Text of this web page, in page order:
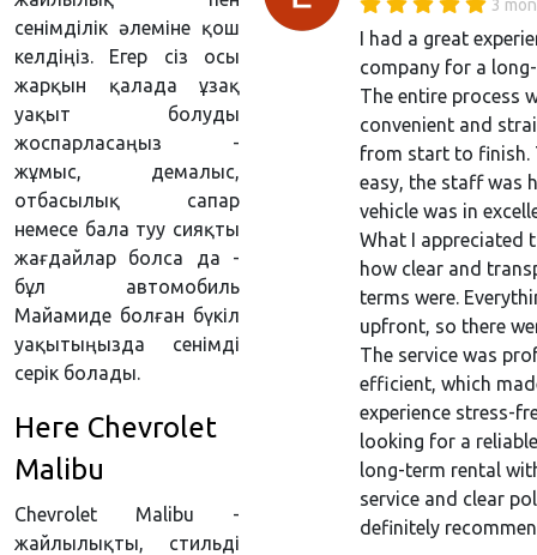
3
I had a great
company for a
The entire process
convenient and
from start to finish.
easy, the staff was
vehicle was in
What I appreciated
how clear and
terms were.
upfront, so there
The service was
efficient, which
experience stress-
looking for a
long-term rental
service and clear
definitely
сенімділік әлеміне қош
келдіңіз. Егер сіз осы
жарқын қалада ұзақ
уақыт болуды
жоспарласаңыз -
жұмыс, демалыс,
отбасылық сапар
немесе бала туу сияқты
жағдайлар болса да -
бұл автомобиль
Майамиде болған бүкіл
уақытыңызда сенімді
серік болады.
Неге Chevrolet
Malibu
Chevrolet Malibu -
жайлылықты, стильді